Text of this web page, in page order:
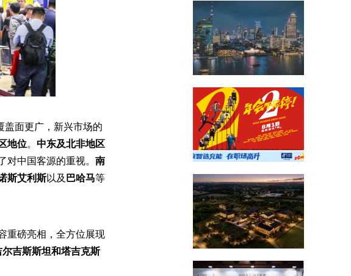
盖面更广，新兴市场的
地位。 中东及北非地区
对中国客源的重视。 南
斯艾利斯以及 巴哈马等
重磅亮相，全方位展现
尔吉斯斯坦和塔吉克斯